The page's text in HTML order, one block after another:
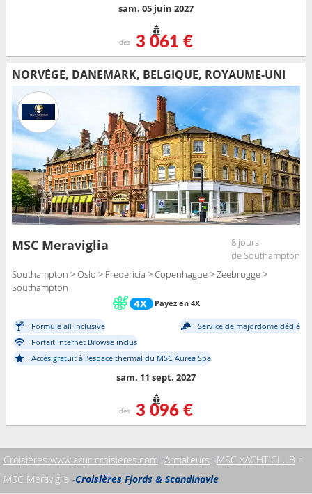
sam. 05 juin 2027
dès 3 061 €
NORVÈGE, DANEMARK, BELGIQUE, ROYAUME-UNI
MSC Meraviglia
8 jours
de Southampton
Southampton > Oslo > Fredericia > Copenhague > Zeebrugge >
Southampton
Payez en 4X
Formule all inclusive
Service de majordome dédié
Forfait Internet Browse inclus
Accès gratuit à l’espace thermal du MSC Aurea Spa
sam. 11 sept. 2027
dès 3 096 €
Croisières www.azur-croisieres.com Armateurs MSC YACHT CLUB
MSC Meraviglia Croisières Fjords & Scandinavie